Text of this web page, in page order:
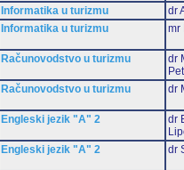
Informatika u turizmu
dr
Informatika u turizmu mr
Računovodstvo u turizmu
dr
Računovodstvo u turizmu dr
Engleski jezik "A" 2
dr
Engleski jezik "A" 2 dr